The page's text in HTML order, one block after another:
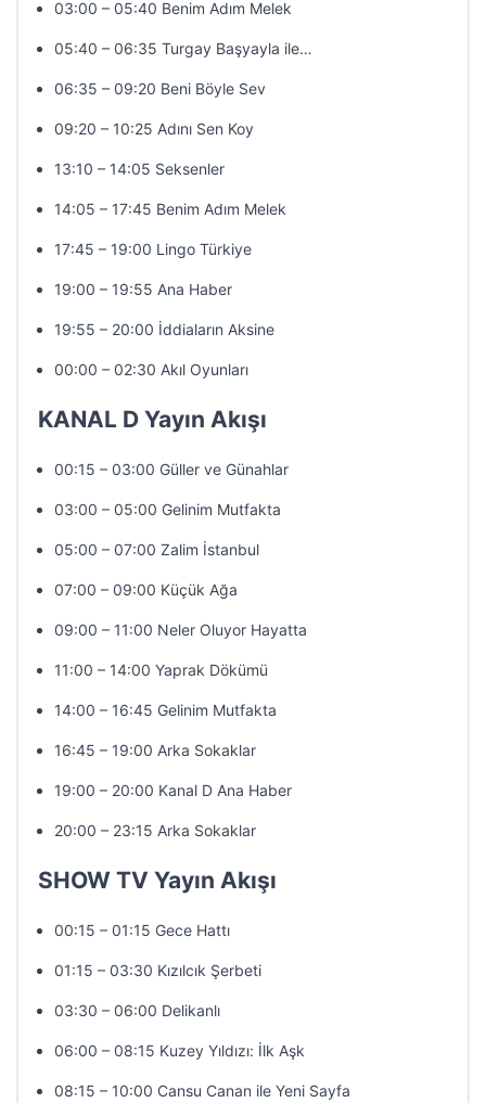
03:00 – 05:40 Benim Adım Melek
05:40 – 06:35 Turgay Başyayla ile…
06:35 – 09:20 Beni Böyle Sev
09:20 – 10:25 Adını Sen Koy
13:10 – 14:05 Seksenler
14:05 – 17:45 Benim Adım Melek
17:45 – 19:00 Lingo Türkiye
19:00 – 19:55 Ana Haber
19:55 – 20:00 İddiaların Aksine
00:00 – 02:30 Akıl Oyunları
KANAL D Yayın Akışı
00:15 – 03:00 Güller ve Günahlar
03:00 – 05:00 Gelinim Mutfakta
05:00 – 07:00 Zalim İstanbul
07:00 – 09:00 Küçük Ağa
09:00 – 11:00 Neler Oluyor Hayatta
11:00 – 14:00 Yaprak Dökümü
14:00 – 16:45 Gelinim Mutfakta
16:45 – 19:00 Arka Sokaklar
19:00 – 20:00 Kanal D Ana Haber
20:00 – 23:15 Arka Sokaklar
SHOW TV Yayın Akışı
00:15 – 01:15 Gece Hattı
01:15 – 03:30 Kızılcık Şerbeti
03:30 – 06:00 Delikanlı
06:00 – 08:15 Kuzey Yıldızı: İlk Aşk
08:15 – 10:00 Cansu Canan ile Yeni Sayfa